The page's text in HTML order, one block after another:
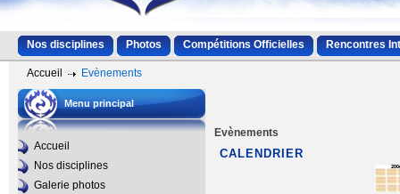
Nos disciplines Photos Compétitions Officielles Rencontres
Accueil Evènements
Menu principal
Accueil
Nos disciplines
Galerie photos
Evènements
CALENDRIER